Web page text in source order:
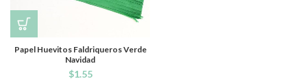
Papel Huevitos Faldriqueros Verde
Navidad
$1.55